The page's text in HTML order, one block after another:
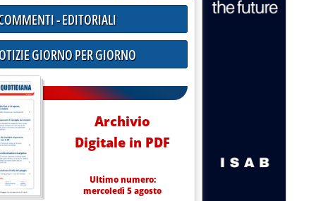
- EDITORIALI
GIORNO PER GIORNO
Archivio
Digitale in PDF
Ultimo numero:
mercoledì 5 agosto